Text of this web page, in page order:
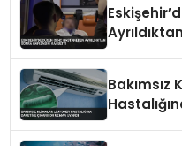
Bakımsız